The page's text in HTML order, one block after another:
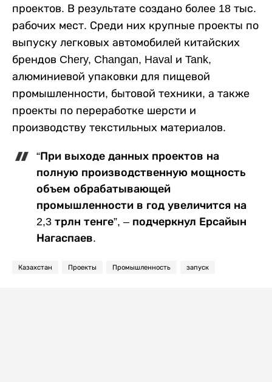
проектов. В результате создано более 18 тыс.
рабочих мест. Среди них крупные проекты по
выпуску легковых автомобилей китайских
брендов Chery, Changan, Haval и Tank,
алюминиевой упаковки для пищевой
промышленности, бытовой техники, а также
проекты по переработке шерсти и
производству текстильных материалов.
“При выходе данных проектов на
полную производственную мощность
объем обрабатывающей
промышленности в год увеличится на
2,3 трлн тенге”, – подчеркнул Ерсайын
Нагаспаев.
Казахстан Проекты Промышленность запуск